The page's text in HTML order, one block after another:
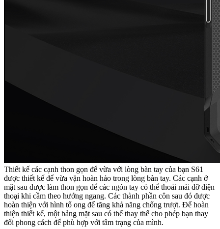
Thiết kế các cạnh thon gọn để vừa với lòng bàn tay của bạn S61
được thiết kế để vừa vặn hoàn hảo trong lòng bàn tay. Các cạnh ở
mặt sau được làm thon gọn để các ngón tay có thể thoải mái đỡ điện
thoại khi cầm theo hướng ngang. Các thành phần côn sau đó được
hoàn thiện với hình tổ ong để tăng khả năng chống trượt. Để hoàn
thiện thiết kế, một bảng mặt sau có thể thay thế cho phép bạn thay
đổi phong cách để phù hợp với tâm trạng của mình.